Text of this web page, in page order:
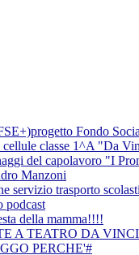
Fondo
classe 1^A "Da
del capolavoro "I
Manzoni
servizio trasporto
podcast
della mamma!!!!
A TEATRO DA
PERCHE'#